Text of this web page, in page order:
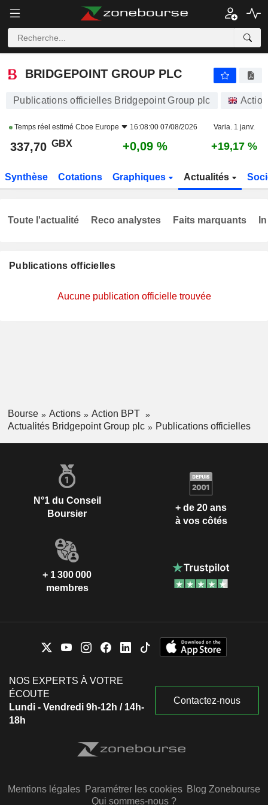
BRIDGEPOINT GROUP PLC
BRIDGEPOINT GROUP PLC
Publications officielles Bridgepoint Group plc
Temps réel estimé Cboe Europe 16:08:00 07/08/2026 Varia. 1 janv.
337,70 GBX +0,09 % +19,17 %
Synthèse Cotations Graphiques Actualités
Publications officielles
Aucune publication officielle trouvée
Toute l'actualité Reco analystes Faits marquants
Bourse Actions
Action BPT
Actualités Bridgepoint Group plc
Publications officielles
N°1 du Conseil
Boursier
+ de 20 ans
à vos côtés
+ 1 300 000
membres
NOS EXPERTS À VOTRE
ÉCOUTE
Lundi - Vendredi 9h-12h / 14h-
18h
Contactez-nous
Mentions légales Paramétrer les cookies Blog Zonebourse
Qui sommes-nous ?